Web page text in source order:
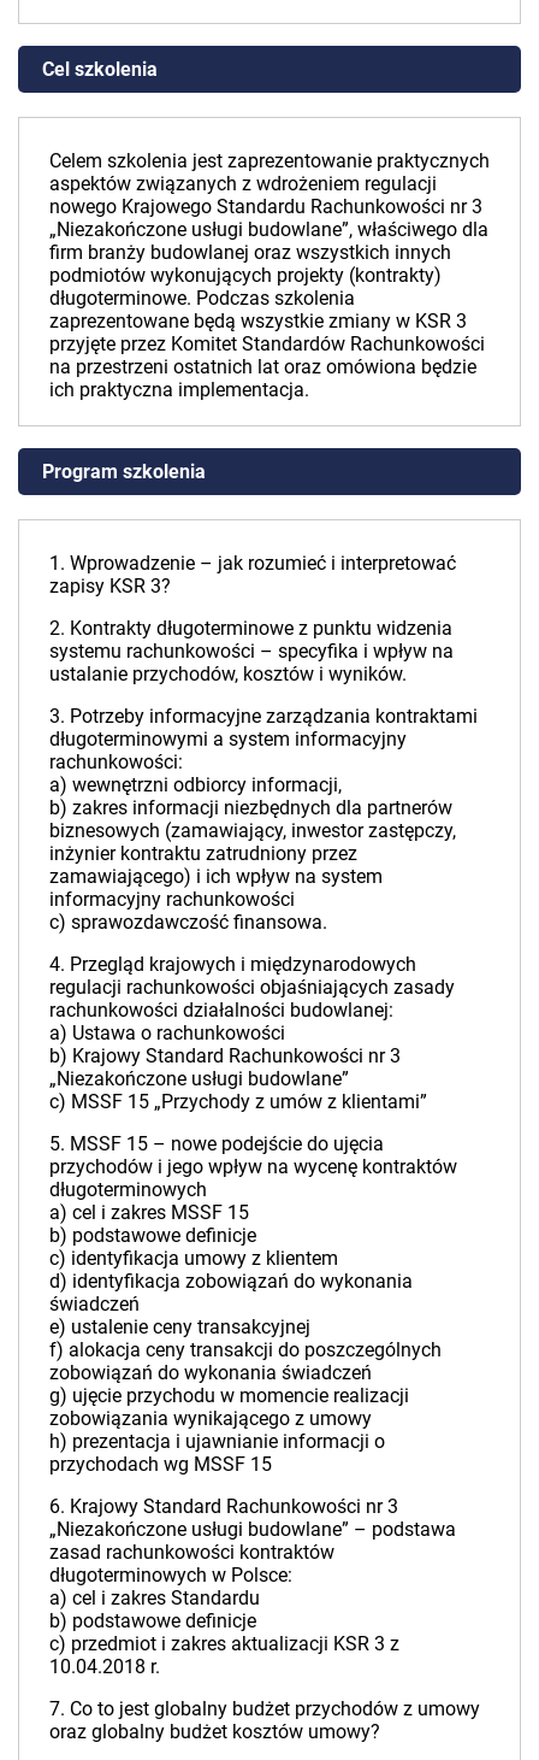
Cel szkolenia
Celem szkolenia jest zaprezentowanie praktycznych
aspektów związanych z wdrożeniem regulacji
nowego Krajowego Standardu Rachunkowości nr 3
„Niezakończone usługi budowlane”, właściwego dla
firm branży budowlanej oraz wszystkich innych
podmiotów wykonujących projekty (kontrakty)
długoterminowe. Podczas szkolenia
zaprezentowane będą wszystkie zmiany w KSR 3
przyjęte przez Komitet Standardów Rachunkowości
na przestrzeni ostatnich lat oraz omówiona będzie
ich praktyczna implementacja.
Program szkolenia
1. Wprowadzenie – jak rozumieć i interpretować
zapisy KSR 3?
2. Kontrakty długoterminowe z punktu widzenia
systemu rachunkowości – specyfika i wpływ na
ustalanie przychodów, kosztów i wyników.
3. Potrzeby informacyjne zarządzania kontraktami
długoterminowymi a system informacyjny
rachunkowości:
a) wewnętrzni odbiorcy informacji,
b) zakres informacji niezbędnych dla partnerów
biznesowych (zamawiający, inwestor zastępczy,
inżynier kontraktu zatrudniony przez
zamawiającego) i ich wpływ na system
informacyjny rachunkowości
c) sprawozdawczość finansowa.
4. Przegląd krajowych i międzynarodowych
regulacji rachunkowości objaśniających zasady
rachunkowości działalności budowlanej:
a) Ustawa o rachunkowości
b) Krajowy Standard Rachunkowości nr 3
„Niezakończone usługi budowlane”
c) MSSF 15 „Przychody z umów z klientami”
5. MSSF 15 – nowe podejście do ujęcia
przychodów i jego wpływ na wycenę kontraktów
długoterminowych
a) cel i zakres MSSF 15
b) podstawowe definicje
c) identyfikacja umowy z klientem
d) identyfikacja zobowiązań do wykonania
świadczeń
e) ustalenie ceny transakcyjnej
f) alokacja ceny transakcji do poszczególnych
zobowiązań do wykonania świadczeń
g) ujęcie przychodu w momencie realizacji
zobowiązania wynikającego z umowy
h) prezentacja i ujawnianie informacji o
przychodach wg MSSF 15
6. Krajowy Standard Rachunkowości nr 3
„Niezakończone usługi budowlane” – podstawa
zasad rachunkowości kontraktów
długoterminowych w Polsce:
a) cel i zakres Standardu
b) podstawowe definicje
c) przedmiot i zakres aktualizacji KSR 3 z
10.04.2018 r.
7. Co to jest globalny budżet przychodów z umowy
oraz globalny budżet kosztów umowy?